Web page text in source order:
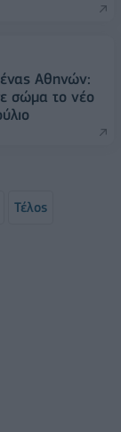
Αθηνών:
σώμα το νέο
Τέλος